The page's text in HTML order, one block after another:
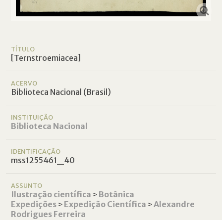
TÍTULO
[Ternstroemiacea]
ACERVO
Biblioteca Nacional (Brasil)
INSTITUIÇÃO
Biblioteca Nacional
IDENTIFICAÇÃO
mss1255461_40
ASSUNTO
Ilustração científica ˃ Botânica
Expedições˃ Expedição Científica ˃Alexandre
Rodrigues Ferreira